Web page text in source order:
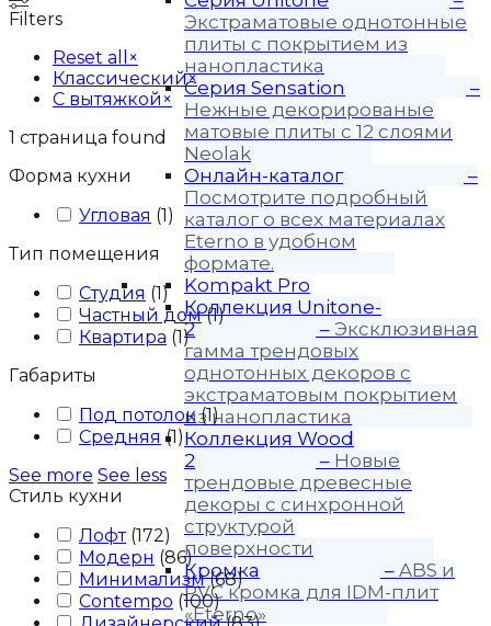
Экстраматовые однотонные
плиты с покрытием из
нанопластика
Серия Sensation
–
Нежные декорированые
матовые плиты с 12 слоями
Neolak
Онлайн-каталог
–
Посмотрите подробный
каталог о всех материалах
Eterno в удобном
формате.
Kompakt Pro
Коллекция Unitone-
2
– Эксклюзивная
гамма трендовых
однотонных декоров с
экстраматовым покрытием
из нанопластика
Коллекция Wood
2
– Новые
трендовые древесные
декоры с синхронной
структурой
поверхности
Кромка
– ABS и
PVC кромка для IDM-плит
«Eterno»
Filters
Reset all
×
Классический×
С вытяжкой ×
1 страница found
Форма кухни
Угловая (1)
Тип помещения
Студия (1)
Частный дом (1)
Квартира (1)
Габариты
Под потолок (1)
Средняя (1)
See more See less
Стиль кухни
Лофт (172)
Модерн (86)
Минимализм (68)
Contempo (100)